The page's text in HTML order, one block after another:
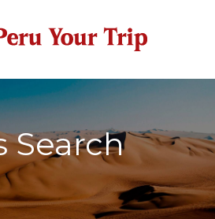
Search